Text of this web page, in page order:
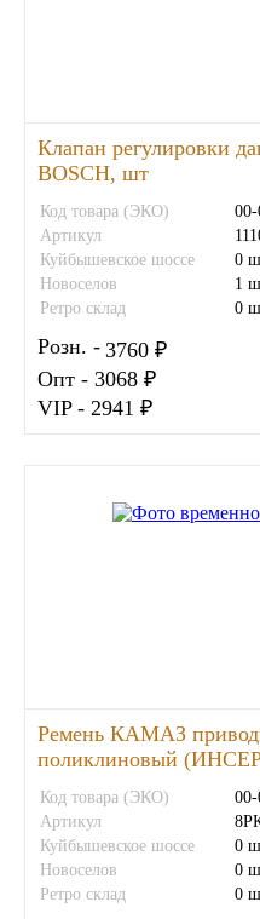
ММЗ
ЛИАЗ
МТЗ
Спецтехника
Автотовары
Автоаксессуары
Автохимия
Клапан регулировки
BOSCH, шт
Код товара (ЭКО)
00-
Артикул
Куйбышевское шоссе
0
Новоселов
1
Ретро склад
0
Розн. - 3760 ₽
Опт - 3068 ₽
VIP - 2941 ₽
Ремень КАМАЗ
поликлиновый
Код товара (ЭКО)
00-
Артикул
Куйбышевское шоссе
0
Новоселов
0
Ретро склад
0